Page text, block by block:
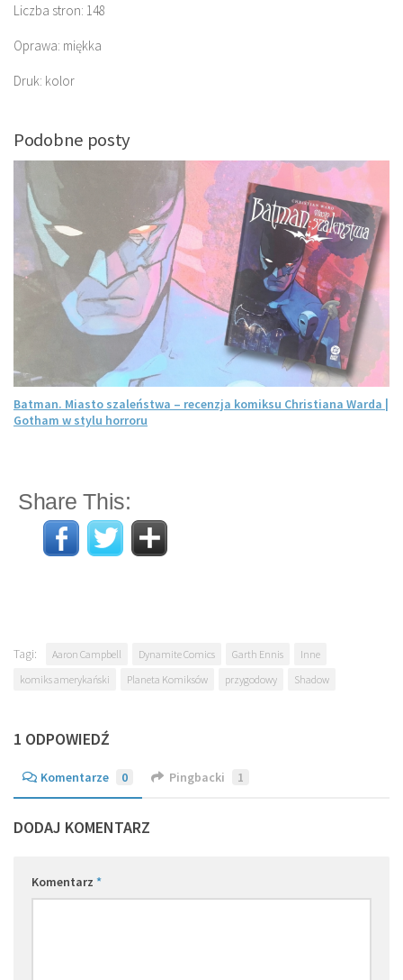
Liczba stron: 148
Oprawa: miękka
Druk: kolor
Podobne posty
Batman. Miasto szaleństwa – recenzja komiksu Christiana Warda |
Gotham w stylu horroru
Share This:
Tagi: Aaron Campbell Dynamite Comics Garth Ennis
Inne
komiks amerykański
Planeta Komiksów przygodowy Shadow
1 ODPOWIEDŹ
Komentarze 0 Pingbacki 1
DODAJ KOMENTARZ
Komentarz *